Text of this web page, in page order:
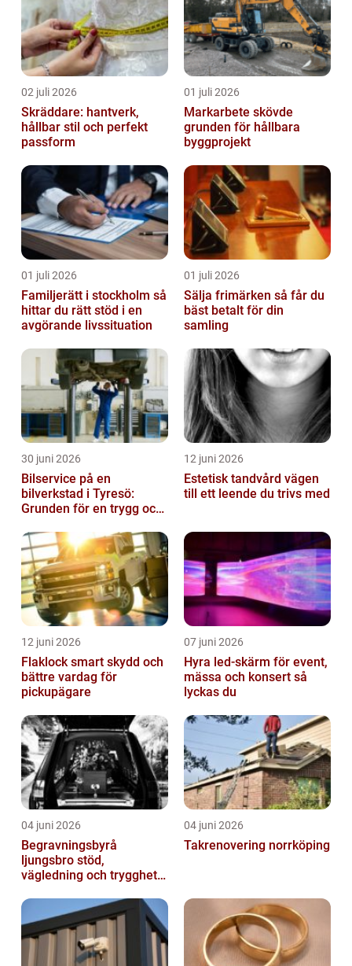
02 juli 2026
Skräddare: hantverk,
hållbar stil och perfekt
passform
01 juli 2026
Markarbete skövde
grunden för hållbara
byggprojekt
01 juli 2026
Familjerätt i stockholm så
hittar du rätt stöd i en
avgörande livssituation
01 juli 2026
Sälja frimärken så får du
bäst betalt för din
samling
30 juni 2026
Bilservice på en
bilverkstad i Tyresö:
Grunden för en trygg och
12 juni 2026
Estetisk tandvård vägen
till ett leende du trivs med
12 juni 2026
Flaklock smart skydd och
bättre vardag för
pickupägare
07 juni 2026
Hyra led-skärm för event,
mässa och konsert så
lyckas du
04 juni 2026
Begravningsbyrå
ljungsbro stöd,
vägledning och trygghet
04 juni 2026
Takrenovering norrköping